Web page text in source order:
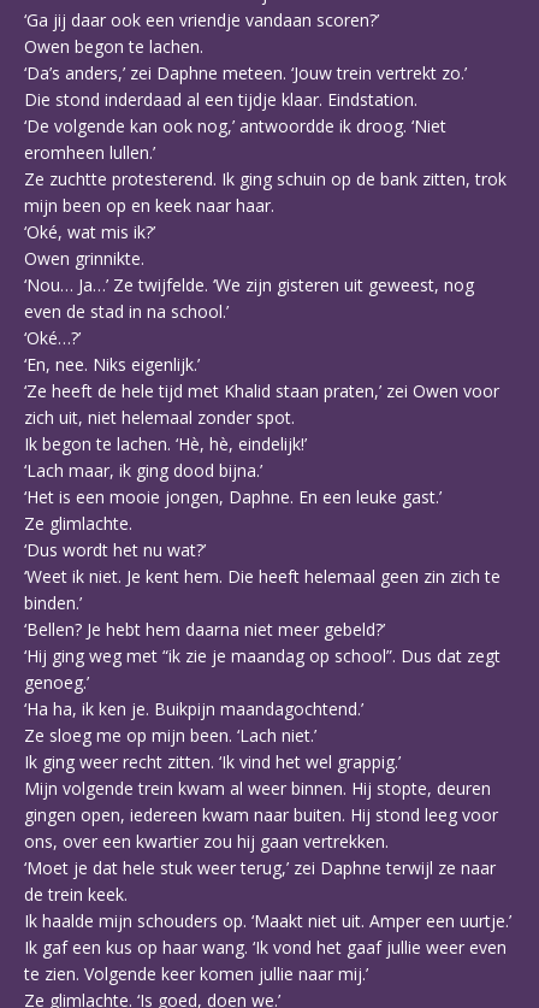
‘Ga jij daar ook een vriendje vandaan scoren?’
Owen begon te lachen.
‘Da’s anders,’ zei Daphne meteen. ‘Jouw trein vertrekt zo.’
Die stond inderdaad al een tijdje klaar. Eindstation.
‘De volgende kan ook nog,’ antwoordde ik droog. ‘Niet
eromheen lullen.’
Ze zuchtte protesterend. Ik ging schuin op de bank zitten, trok
mijn been op en keek naar haar.
‘Oké, wat mis ik?’
Owen grinnikte.
‘Nou… Ja…’ Ze twijfelde. ‘We zijn gisteren uit geweest, nog
even de stad in na school.’
‘Oké…?’
‘En, nee. Niks eigenlijk.’
‘Ze heeft de hele tijd met Khalid staan praten,’ zei Owen voor
zich uit, niet helemaal zonder spot.
Ik begon te lachen. ‘Hè, hè, eindelijk!’
‘Lach maar, ik ging dood bijna.’
‘Het is een mooie jongen, Daphne. En een leuke gast.’
Ze glimlachte.
‘Dus wordt het nu wat?’
‘Weet ik niet. Je kent hem. Die heeft helemaal geen zin zich te
binden.’
‘Bellen? Je hebt hem daarna niet meer gebeld?’
‘Hij ging weg met “ik zie je maandag op school”. Dus dat zegt
genoeg.’
‘Ha ha, ik ken je. Buikpijn maandagochtend.’
Ze sloeg me op mijn been. ‘Lach niet.’
Ik ging weer recht zitten. ‘Ik vind het wel grappig.’
Mijn volgende trein kwam al weer binnen. Hij stopte, deuren
gingen open, iedereen kwam naar buiten. Hij stond leeg voor
ons, over een kwartier zou hij gaan vertrekken.
‘Moet je dat hele stuk weer terug,’ zei Daphne terwijl ze naar
de trein keek.
Ik haalde mijn schouders op. ‘Maakt niet uit. Amper een uurtje.’
Ik gaf een kus op haar wang. ‘Ik vond het gaaf jullie weer even
te zien. Volgende keer komen jullie naar mij.’
Ze glimlachte. ‘Is goed, doen we.’